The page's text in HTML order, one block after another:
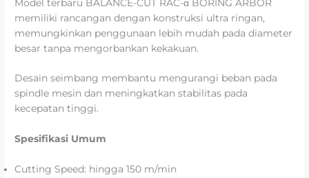
Model terbaru BALANCE-CUT RAC-α BORING ARBOR
memiliki rancangan dengan konstruksi ultra ringan,
memungkinkan penggunaan lebih mudah pada diameter
besar tanpa mengorbankan kekakuan.
Desain seimbang membantu mengurangi beban pada
spindle mesin dan meningkatkan stabilitas pada
kecepatan tinggi.
Spesifikasi Umum
Cutting Speed: hingga 150 m/min